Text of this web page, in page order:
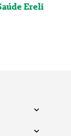
Ereli